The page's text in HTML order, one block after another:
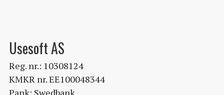
Usesoft AS
Reg. nr.: 10308124
KMKR nr. EE100048344
Pank: Swedbank